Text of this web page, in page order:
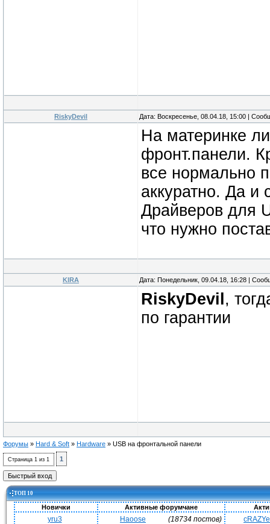
RiskyDevil Дата: Воскресенье, 08.04.18, 15:00 |
На материнке
фронт.панели.
все нормально
аккуратно. Да и
Драйверов для
что нужно
KIRA Дата: Понедельник, 09.04.18, 16:28 |
RiskyDevil ,
по гарантии
Форумы » Hard & Soft » Hardware » USB на фронтальной панели
Страница 1 из 1 1
ТОП 10
Новички Активные форумчане
yru3
Haoose
(18734 постов)